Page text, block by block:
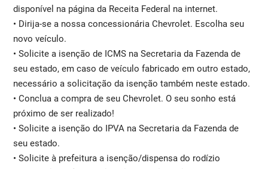
disponível na página da Receita Federal na internet.
• Dirija-se a nossa concessionária Chevrolet. Escolha seu
novo veículo.
• Solicite a isenção de ICMS na Secretaria da Fazenda de
seu estado, em caso de veículo fabricado em outro estado,
necessário a solicitação da isenção também neste estado.
• Conclua a compra de seu Chevrolet. O seu sonho está
próximo de ser realizado!
• Solicite a isenção do IPVA na Secretaria da Fazenda de
seu estado.
• Solicite à prefeitura a isenção/dispensa do rodízio